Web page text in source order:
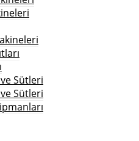
Sütleri
Sütleri